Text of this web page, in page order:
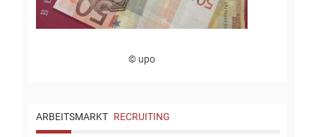
© upo
ARBEITSMARKT RECRUITING